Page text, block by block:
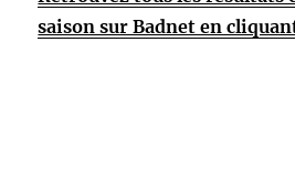
saison sur Badnet en